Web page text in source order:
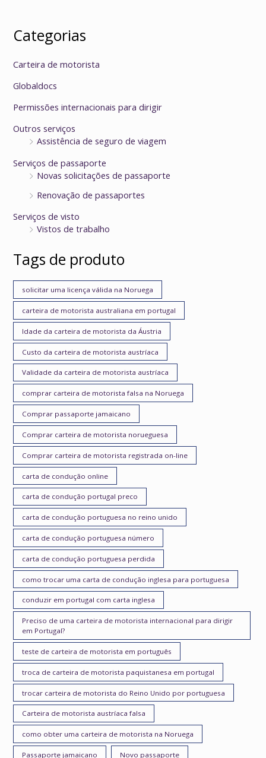
Categorias
Carteira de motorista
Globaldocs
Permissões internacionais para dirigir
Outros serviços
Assistência de seguro de viagem
Serviços de passaporte
Novas solicitações de passaporte
Renovação de passaportes
Serviços de visto
Vistos de trabalho
Tags de produto
solicitar uma licença válida na Noruega
carteira de motorista australiana em portugal
Idade da carteira de motorista da Áustria
Custo da carteira de motorista austríaca
Validade da carteira de motorista austríaca
comprar carteira de motorista falsa na Noruega
Comprar passaporte jamaicano
Comprar carteira de motorista norueguesa
Comprar carteira de motorista registrada on-line
carta de condução online
carta de condução portugal preco
carta de condução portuguesa no reino unido
carta de condução portuguesa número
carta de condução portuguesa perdida
como trocar uma carta de condução inglesa para portuguesa
conduzir em portugal com carta inglesa
Preciso de uma carteira de motorista internacional para dirigir
em Portugal?
teste de carteira de motorista em português
troca de carteira de motorista paquistanesa em portugal
trocar carteira de motorista do Reino Unido por portuguesa
Carteira de motorista austríaca falsa
como obter uma carteira de motorista na Noruega
Passaporte jamaicano Novo passaporte